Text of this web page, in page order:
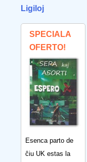
Ligiloj
SPECIALA
OFERTO!
Esenca parto de
ĉiu UK estas la